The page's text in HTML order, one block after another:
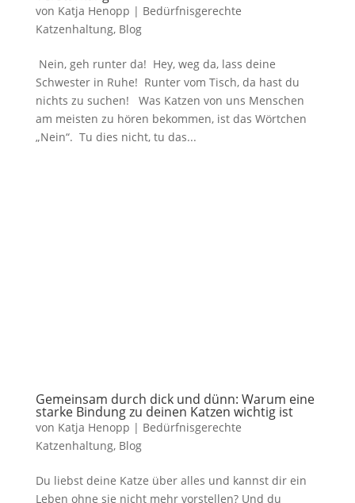
von Katja Henopp | Bedürfnisgerechte
Katzenhaltung, Blog
Nein, geh runter da! Hey, weg da, lass deine
Schwester in Ruhe! Runter vom Tisch, da hast du
nichts zu suchen! Was Katzen von uns Menschen
am meisten zu hören bekommen, ist das Wörtchen
„Nein“. Tu dies nicht, tu das...
Gemeinsam durch dick und dünn: Warum eine
starke Bindung zu deinen Katzen wichtig ist
von Katja Henopp | Bedürfnisgerechte
Katzenhaltung, Blog
Du liebst deine Katze über alles und kannst dir ein
Leben ohne sie nicht mehr vorstellen? Und du